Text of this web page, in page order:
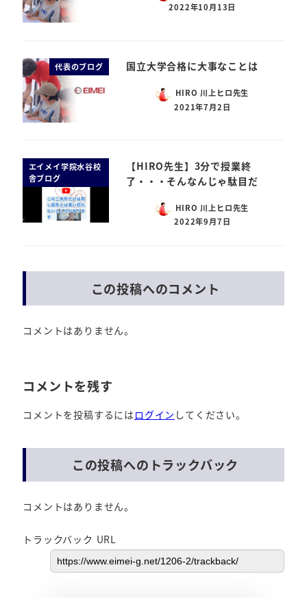
2022年10月13日
代表のブログ 国立大学合格に大事なことは
HIRO 川上ヒロ先生
2021年7月2日
エイメイ学院水谷校
舎ブログ
【HIRO先生】3分で授業終
了・・・そんなんじゃ駄目だ
HIRO 川上ヒロ先生
2022年9月7日
この投稿へのコメント
コメントはありません。
コメントを残す
コメントを投稿するには ログイン してください。
この投稿へのトラックバック
コメントはありません。
トラックバック URL